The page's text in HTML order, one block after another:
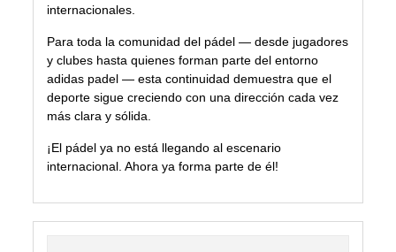
internacionales.
Para toda la comunidad del pádel — desde jugadores
y clubes hasta quienes forman parte del entorno
adidas padel — esta continuidad demuestra que el
deporte sigue creciendo con una dirección cada vez
más clara y sólida.
¡El pádel ya no está llegando al escenario
internacional. Ahora ya forma parte de él!